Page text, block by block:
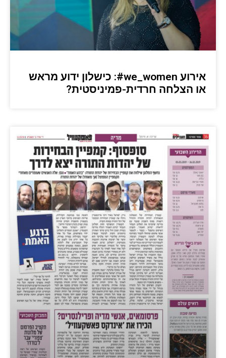
אירוע we_women#: כישלון ידוע מראש
או הצלחה חרדית-פמיניסטית?